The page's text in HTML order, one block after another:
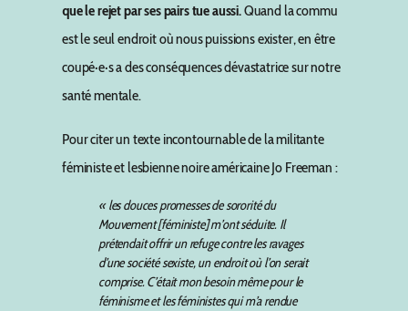
que le rejet par ses pairs tue aussi.Quand la commu
est le seul endroit où nous puissions exister, en être
coupé·e·s a des conséquences dévastatrice sur notre
santé mentale.
Pour citer un texte incontournable de la militante
féministe et lesbienne noire américaine Jo Freeman :
« les douces promesses de sororité du
Mouvement [féministe] m’ont séduite. Il
prétendait offrir un refuge contre les ravages
d’une société sexiste, un endroit où l’on serait
comprise. C’était mon besoin même pour le
féminisme et les féministes qui m’a rendue